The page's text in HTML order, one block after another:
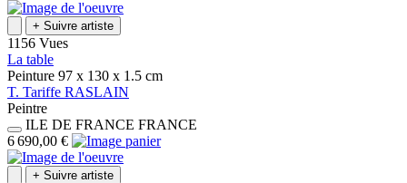
+ Suivre artiste
1156 Vues
La table
Peinture 97 x 130 x 1.5 cm
T. Tariffe RASLAIN
Peintre
ILE DE FRANCE FRANCE
6 690,00 €
+ Suivre artiste